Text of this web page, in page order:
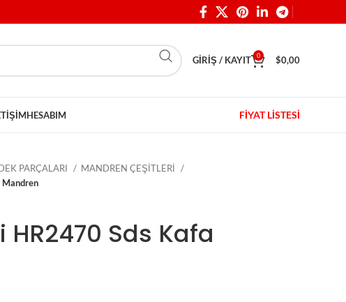
GIRIŞ / KAYIT 0 $0,00
HESABIM FİYAT LİSTESİ
PARÇALARI
MANDREN ÇEŞİTLERİ
Sds Kafa